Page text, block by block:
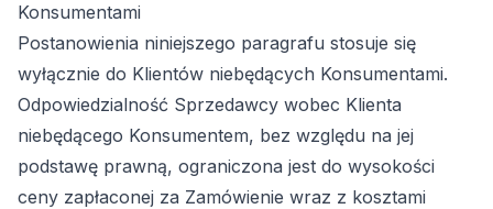
Konsumentami
Postanowienia niniejszego paragrafu stosuje się
wyłącznie do Klientów niebędących Konsumentami.
Odpowiedzialność Sprzedawcy wobec Klienta
niebędącego Konsumentem, bez względu na jej
podstawę prawną, ograniczona jest do wysokości
ceny zapłaconej za Zamówienie wraz z kosztami